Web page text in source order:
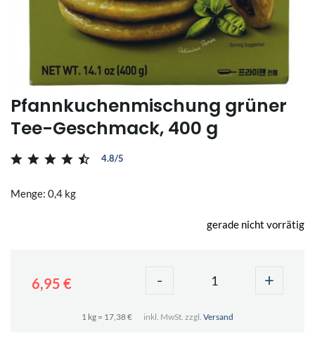
Pfannkuchenmischung grüner
Tee-Geschmack, 400 g
4.8/5
Menge: 0,4 kg
gerade nicht vorrätig
6,95 € - +
1 kg = 17,38 € inkl. MwSt. zzgl. Versand